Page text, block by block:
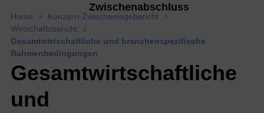
s
Zwischenabschluss
Home
Konzern-Zwischenlagebericht
Wirtschaftsbericht
Gesamtwirtschaftliche und branchenspezifische
Rahmenbedingungen
Gesamtwirtschaftliche
und